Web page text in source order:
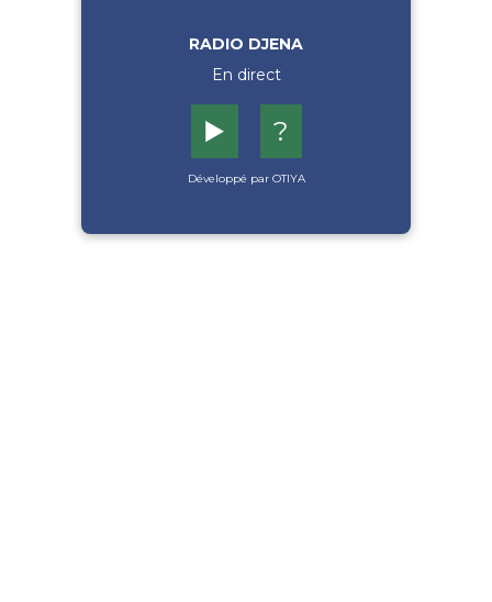
RADIO DJENA
En direct
▶️ ?
Développé par OTIYA